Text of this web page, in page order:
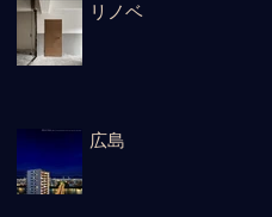
リノベ
広島